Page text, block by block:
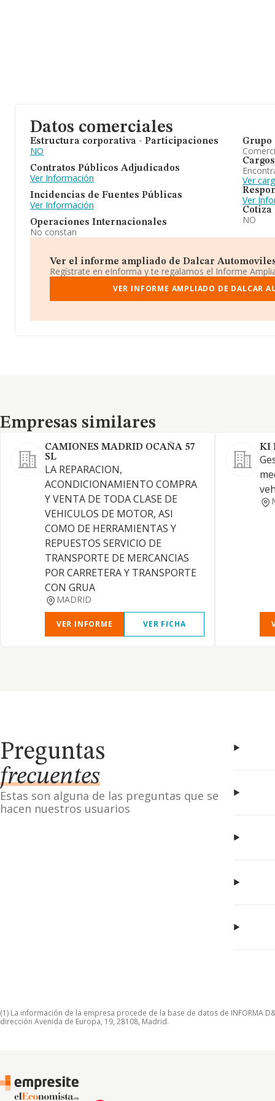
Datos comerciales
Estructura corporativa - Participaciones
NO
Contratos Públicos Adjudicados
Ver Información
Incidencias de Fuentes Públicas
Ver Información
Operaciones Internacionales
No constan
Grupo
Cargos
Ver
Ver
Cotiza
NO
Ver el informe ampliado de Dalcar Automoviles
Regístrate en eInforma y te regalamos el Informe
VER INFORME AMPLIADO DE DALCAR
Empresas similares
Empresas similares
CAMIONES MADRID OCAÑA 57
SL
LA REPARACION,
ACONDICIONAMIENTO COMPRA
Y VENTA DE TODA CLASE DE
VEHICULOS DE MOTOR, ASI
COMO DE HERRAMIENTAS Y
REPUESTOS SERVICIO DE
TRANSPORTE DE MERCANCIAS
POR CARRETERA Y TRANSPORTE
CON GRUA
MADRID
VER INFORME VER FICHA
KI
Preguntas
frecuentes
Estas son alguna de las preguntas que se
hacen nuestros usuarios
(1) La información de la empresa procede de la base de datos de INFORMA
dirección Avenida de Europa, 19, 28108, Madrid.